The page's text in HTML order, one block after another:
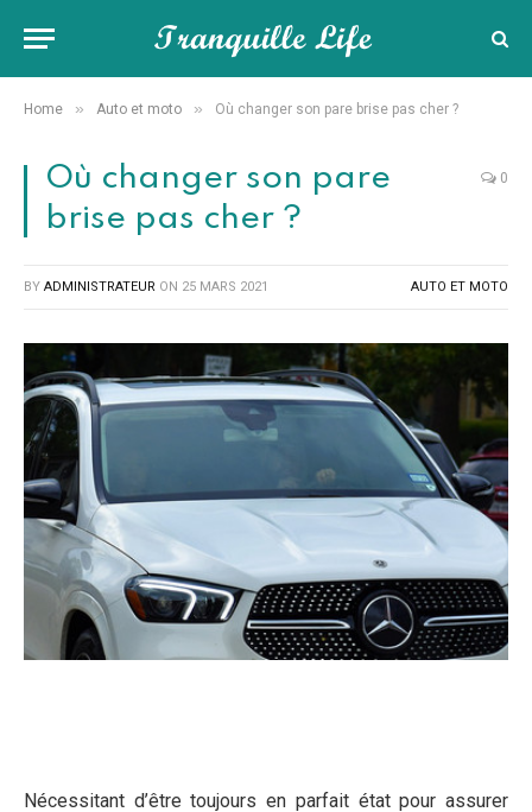
Home » Auto et moto » Où changer son pare brise pas cher ?
Où changer son pare
brise pas cher ?
0
BY ADMINISTRATEUR ON 25 MARS 2021 AUTO ET MOTO
Nécessitant d’être toujours en parfait état pour assurer